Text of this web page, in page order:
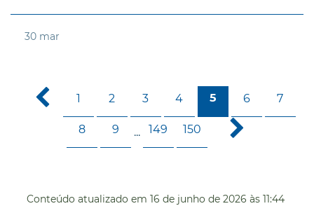
30 mar
1 2 3 4 5 6 7
8 9 ... 149 150
Conteúdo atualizado em 16 de junho de 2026 às 11:44